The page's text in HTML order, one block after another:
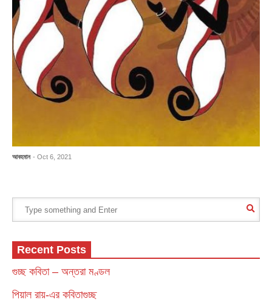
আবহমান - Oct 6, 2021
Recent Posts
গুচ্ছ কবিতা – অন্তরা মণ্ডল
পিয়াল রায়-এর কবিতাগুচ্ছ